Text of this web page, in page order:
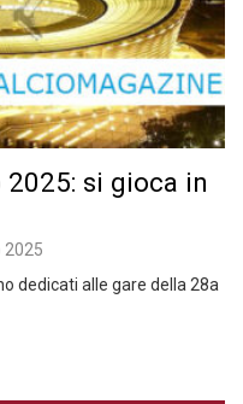
si gioca in
2025
dedicati alle gare della 28a